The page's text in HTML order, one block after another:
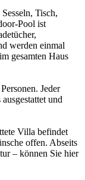
Tisch,
Pool ist
werden einmal
gesamten Haus
Jeder
und
Villa befindet
offen. Abseits
– können Sie hier